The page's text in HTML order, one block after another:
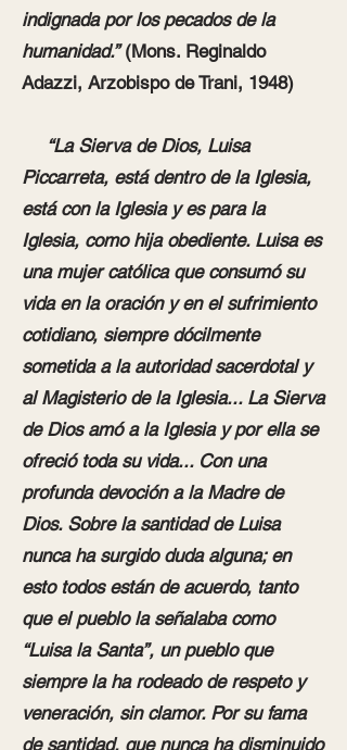
indignada por los pecados de la
humanidad.”(Mons. Reginaldo
Adazzi, Arzobispo de Trani, 1948)
“La Sierva de Dios, Luisa
Piccarreta, está dentro de la Iglesia,
está con la Iglesia y es para la
Iglesia, como hija obediente. Luisa es
una mujer católica que consumó su
vida en la oración y en el sufrimiento
cotidiano, siempre dócilmente
sometida a la autoridad sacerdotal y
al Magisterio de la Iglesia... La Sierva
de Dios amó a la Iglesia y por ella se
ofreció toda su vida... Con una
profunda devoción a la Madre de
Dios. Sobre la santidad de Luisa
nunca ha surgido duda alguna; en
esto todos están de acuerdo, tanto
que el pueblo la señalaba como
“Luisa la Santa”, un pueblo que
siempre la ha rodeado de respeto y
veneración, sin clamor. Por su fama
de santidad, que nunca ha disminuido